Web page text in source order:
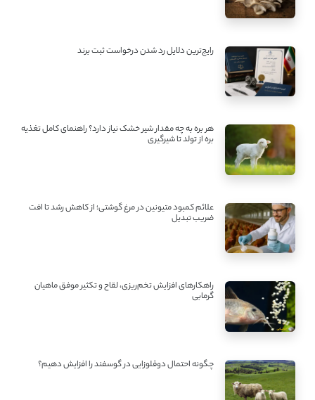
رایج‌ترین دلایل رد شدن درخواست ثبت برند
هر بره به چه مقدار شیر خشک نیاز دارد؟ راهنمای کامل تغذیه
بره از تولد تا شیرگیری
علائم کمبود متیونین در مرغ گوشتی؛ از کاهش رشد تا افت
ضریب تبدیل
راهکارهای افزایش تخم‌ریزی، لقاح و تکثیر موفق ماهیان
گرمابی
چگونه احتمال دوقلوزایی در گوسفند را افزایش دهیم؟